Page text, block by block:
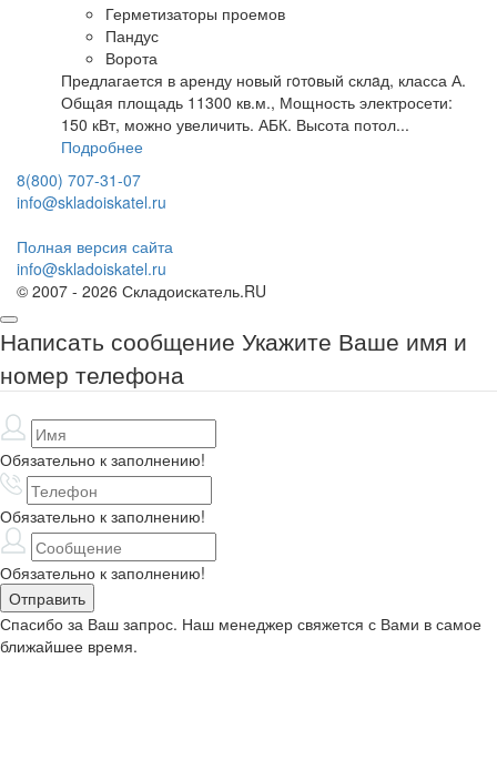
Герметизаторы проемов
Пандус
Ворота
Предлагается в аренду новый гoтoвый склaд, класса А.
Общaя площадь 11300 кв.м., Мощность электросети:
150 кВт, можно увеличить. АБК. Высота потол...
Подробнее
8(800) 707-31-07
info@skladoiskatel.ru
Полная версия сайта
info@skladoiskatel.ru
© 2007 - 2026 Складоискатель.RU
Написать сообщение Укажите Ваше имя и
номер телефона
Обязательно к заполнению!
Обязательно к заполнению!
Обязательно к заполнению!
Спасибо за Ваш запрос. Наш менеджер свяжется с Вами в самое
ближайшее время.